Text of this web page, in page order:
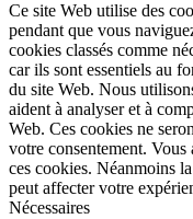
Ce site Web utilise des
pendant que vous
cookies classés comme
car ils sont essentiels au
du site Web. Nous
aident à analyser et à
Web. Ces cookies ne
votre consentement.
ces cookies. Néanmoins
peut affecter votre
Nécessaires